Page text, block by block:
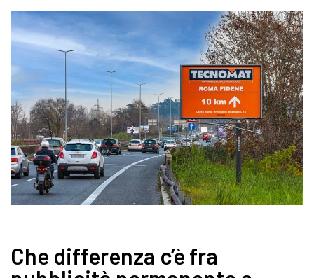
Che differenza c’è fra